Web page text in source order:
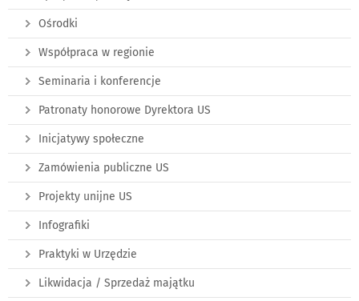
Ośrodki
Współpraca w regionie
Seminaria i konferencje
Patronaty honorowe Dyrektora US
Inicjatywy społeczne
Zamówienia publiczne US
Projekty unijne US
Infografiki
Praktyki w Urzędzie
Likwidacja / Sprzedaż majątku